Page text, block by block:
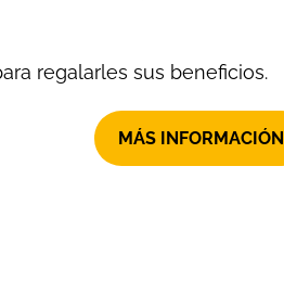
regalarles sus beneficios.
MÁS INFORMACIÓN